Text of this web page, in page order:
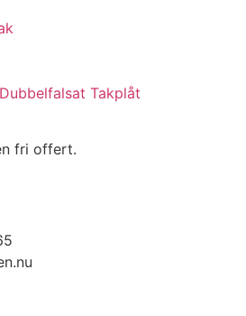
Takplåt
fri offert.